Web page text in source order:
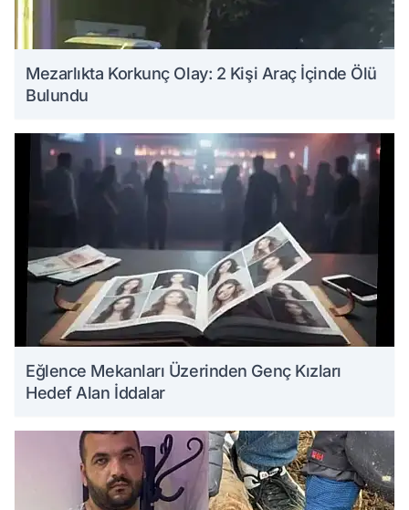
Mezarlıkta Korkunç Olay: 2 Kişi Araç İçinde Ölü
Bulundu
Eğlence Mekanları Üzerinden Genç Kızları
Hedef Alan İddalar